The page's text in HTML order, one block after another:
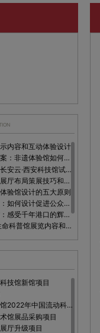
内容和互动体验设计
非遗体验馆设计理念和方案：非遗体验馆如何本土化设计？
星辰璀璨，科技启航——长安云·西安科技馆试营业，邀您共赴未来之旅！
非遗文化展厅设计要点：展厅布局策展技巧和创新元素
验馆设计的五大原则
航空航天科技馆设计思路：如何设计促进公众的兴趣
探秘宁波中国港口博物馆：感受千年港口的辉煌与变迁
生命科普馆设计方案： ​生命科普馆展览内容和互动方式
其境的奇妙世界
技馆新馆项目
科学梦中标中国科学技术馆2022年中国流动科技馆展览采购
馆展品采购项目
厅升级项目